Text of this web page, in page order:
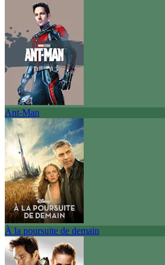
Ant-Man
À la poursuite de demain